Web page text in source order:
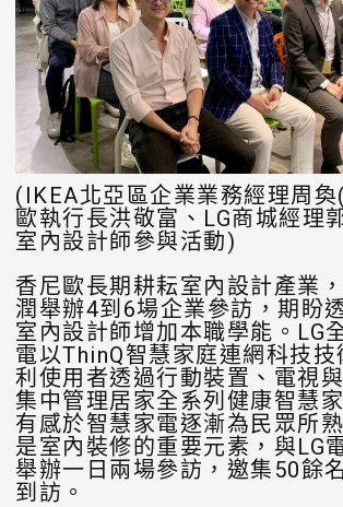
(IKEA北亞區企業業務經理周
歐執行長洪敬富、LG商城經理
室內設計師參與活動)
香尼歐長期耕耘室內設計產業
潤舉辦4到6場企業參訪，期盼
室內設計師增加本職學能。LG
電以ThinQ智慧家庭連網科技
利使用者透過行動裝置、電視
集中管理居家全系列健康智慧
有感於智慧家電逐漸為民眾所
是室內裝修的重要元素，與LG
舉辦一日兩場參訪，邀集50餘
到訪。